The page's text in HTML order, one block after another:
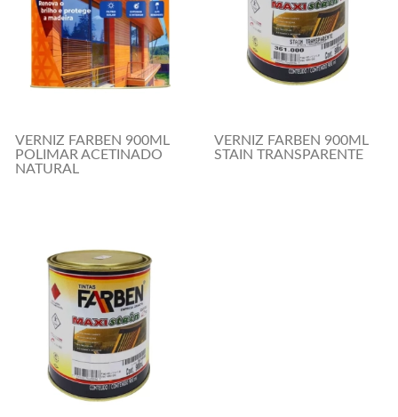
VERNIZ FARBEN 900ML
POLIMAR ACETINADO
NATURAL
VERNIZ FARBEN 900ML
STAIN TRANSPARENTE